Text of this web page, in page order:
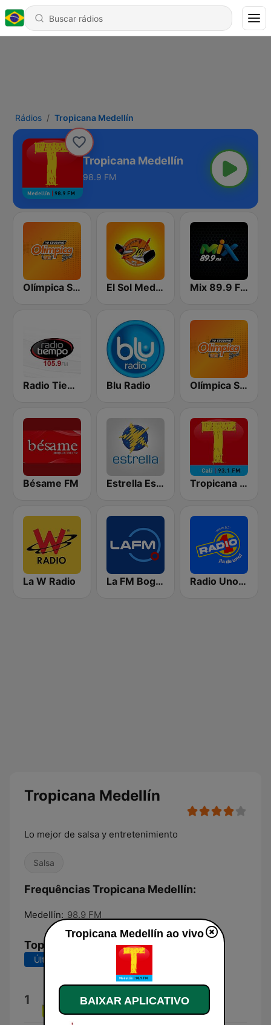
Rádios Tropicana Medellín
Tropicana Medellín
98.9 FM
Olímpica Stereo - Medellín 104.9 FM El Sol Medellín Mix 89.9 FM Medellin
Radio Tiempo Medellín Blu Radio Olímpica Stereo Bogotá 105.9 FM
Bésame FM Estrella Estéreo Tropicana Cali
La W Radio La FM Bogotá Radio Uno Medellín
Tropicana Medellín
Lo mejor de salsa y entretenimiento
Salsa
Frequências Tropicana Medellín:
Medellín: 98.9 FM
Top Músicas
Últimos 7 dias Últimos 30 dias
1 RF La Voz
Tropicana Medellín ao vivo
BAIXAR APLICATIVO